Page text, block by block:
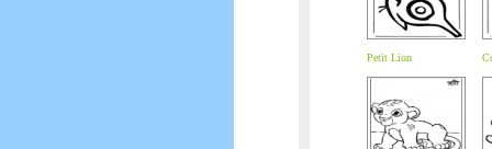
Petit Lion